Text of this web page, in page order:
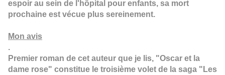
espoir au sein de l'hôpital pour enfants, sa mort
prochaine est vécue plus sereinement.
Mon avis
.
Premier roman de cet auteur que je lis, "Oscar et la
dame rose" constitue le troisième volet de la saga "Les